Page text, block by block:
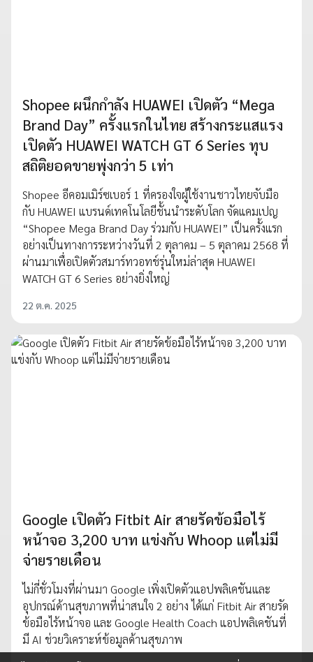
Shopee ผนึกกำลัง HUAWEI เปิดตัว “Mega
Brand Day” ครั้งแรกในไทย สร้างกระแสแรง
เปิดตัว HUAWEI WATCH GT 6 Series ทุบ
สถิติยอดขายพุ่งกว่า 5 เท่า
Shopee อีคอมเมิร์ซเบอร์ 1 ที่ครองใจผู้ใช้งานชาวไทยจับมือ
กับ HUAWEI แบรนด์เทคโนโลยีชั้นนำระดับโลก จัดแคมเปญ
“Shopee Mega Brand Day ร่วมกับ HUAWEI” เป็นครั้งแรก
อย่างเป็นทางการระหว่างวันที่ 2 ตุลาคม – 5 ตุลาคม 2568 ที่
ผ่านมาเพื่อเปิดตัวสมาร์ทวอทช์รุ่นใหม่ล่าสุด HUAWEI
WATCH GT 6 Series อย่างยิ่งใหญ่
22 ต.ค. 2025
Google เปิดตัว Fitbit Air สายรัดข้อมือไร้
หน้าจอ 3,200 บาท แข่งกับ Whoop แต่ไม่มี
จ่ายรายเดือน
ไม่กี่ชั่วโมงที่ผ่านมา Google เพิ่งเปิดตัวแอปพลิเคชันและ
อุปกรณ์ด้านสุขภาพที่น่าสนใจ 2 อย่าง ได้แก่ Fitbit Air สายรัด
ข้อมือไร้หน้าจอ และ Google Health Coach แอปพลิเคชันที่
มี AI ช่วยวิเคราะห์ข้อมูลด้านสุขภาพ